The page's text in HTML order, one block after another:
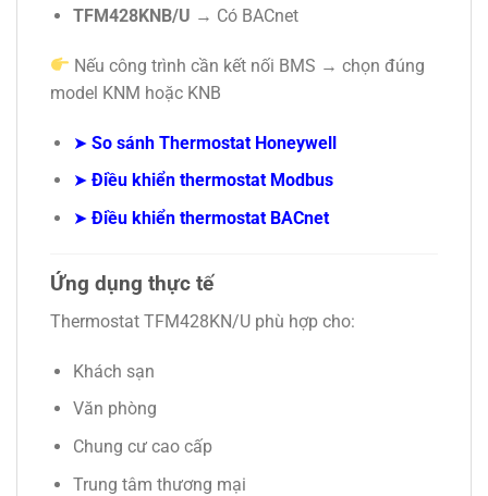
TFM428KNB/U → Có BACnet
Nếu công trình cần kết nối BMS → chọn đúng
model KNM hoặc KNB
➤ So sánh Thermostat Honeywell
➤ Điều khiển thermostat Modbus
➤ Điều khiển thermostat BACnet
Ứng dụng thực tế
Thermostat TFM428KN/U phù hợp cho:
Khách sạn
Văn phòng
Chung cư cao cấp
Trung tâm thương mại